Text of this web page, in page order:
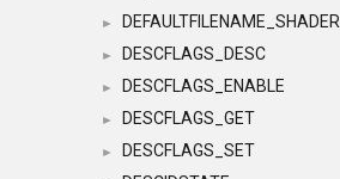
► DEFAULTFILENAME_SHADER
► DESCFLAGS_DESC
► DESCFLAGS_ENABLE
► DESCFLAGS_GET
► DESCFLAGS_SET